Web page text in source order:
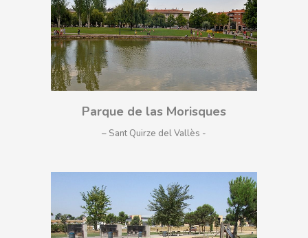
Parque de las Morisques
– Sant Quirze del Vallès